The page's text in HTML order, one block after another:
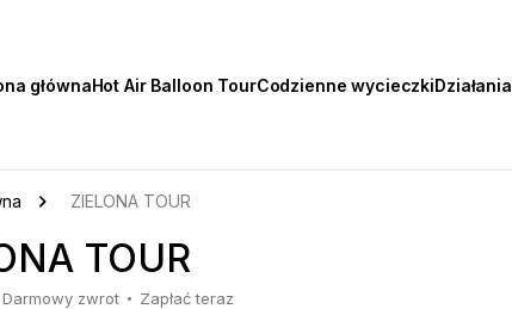
głównaHot Air Balloon TourCodzienne wycieczkiDziałania
ZIELONA TOUR
TOUR
Darmowy zwrot Zapłać teraz